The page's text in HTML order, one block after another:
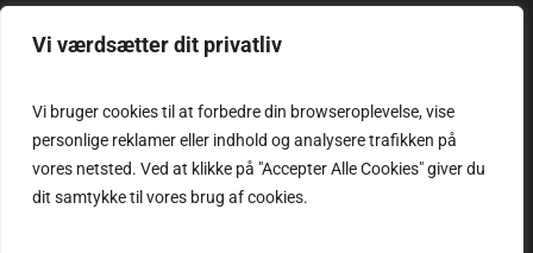
Vi værdsætter dit privatliv
Vi bruger cookies til at forbedre din browseroplevelse, vise
personlige reklamer eller indhold og analysere trafikken på
vores netsted. Ved at klikke på "Accepter Alle Cookies" giver du
dit samtykke til vores brug af cookies.
COOKIE & PRIVATLIVSPOLITIK